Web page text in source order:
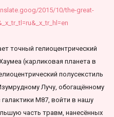
2015/10/the-great-
точный гелиоцентрический
(карликовая планета в
полусекстиль
Лучу, обогащённому
M87, войти в нашу
часть травм, нанесённых